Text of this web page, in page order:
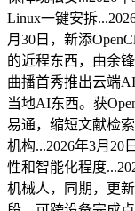
Linux一键安拆
月30日，新添
的近程东西，由余
曲播首秀推出云端
当地AI东西。获
易通，缩短文献检
机构...2026年3月20
性和智能化程度
机械人，同期，更